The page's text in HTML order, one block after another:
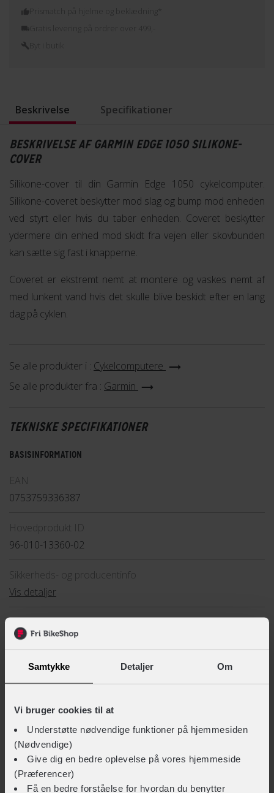
Samtykke Detaljer Om
Vi bruger cookies til at
Understøtte nødvendige funktioner på hjemmesiden
(Nødvendige)
Give dig en bedre oplevelse på vores hjemmeside
(Præferencer)
Få en bedre forståelse for hvordan du benytter
Prismatch på hjelme og beklædning*
Beskrivelse Specifikationer
BESKRIVELSE AF GARMIN EDGE 1050 SILIKONE-
COVER
Silikone-cover til din Garmin Edge 1050 cykelcomputer.
Silikone-coveret beskytter mod slag og bump mod enheden
ved styrt eller hvis du taber enheden. Coveret beskytter
ydermere din enhed mod skidt fra vejen eller skovbunden
kan sætte sig fast i knapperne.
Coveret er ekstremt nemt at montere og vaskes nemt af
med lunkent vand hvis det skulle blive beskidt efter en lang
dag på cyklen.
Se alle produkter i : Cykelcomputere
Se alle produkter fra : Garmin
TEKNISKE SPECIFIKATIONER
BASISINFORMATION
EAN
0753759336387
Hovedprodukt ID
96-010-13360-02
Sikkerheds- og producentinfo
Vis detaljer
Type
Cover
GPS-aktiveret
Materiale
Silikone